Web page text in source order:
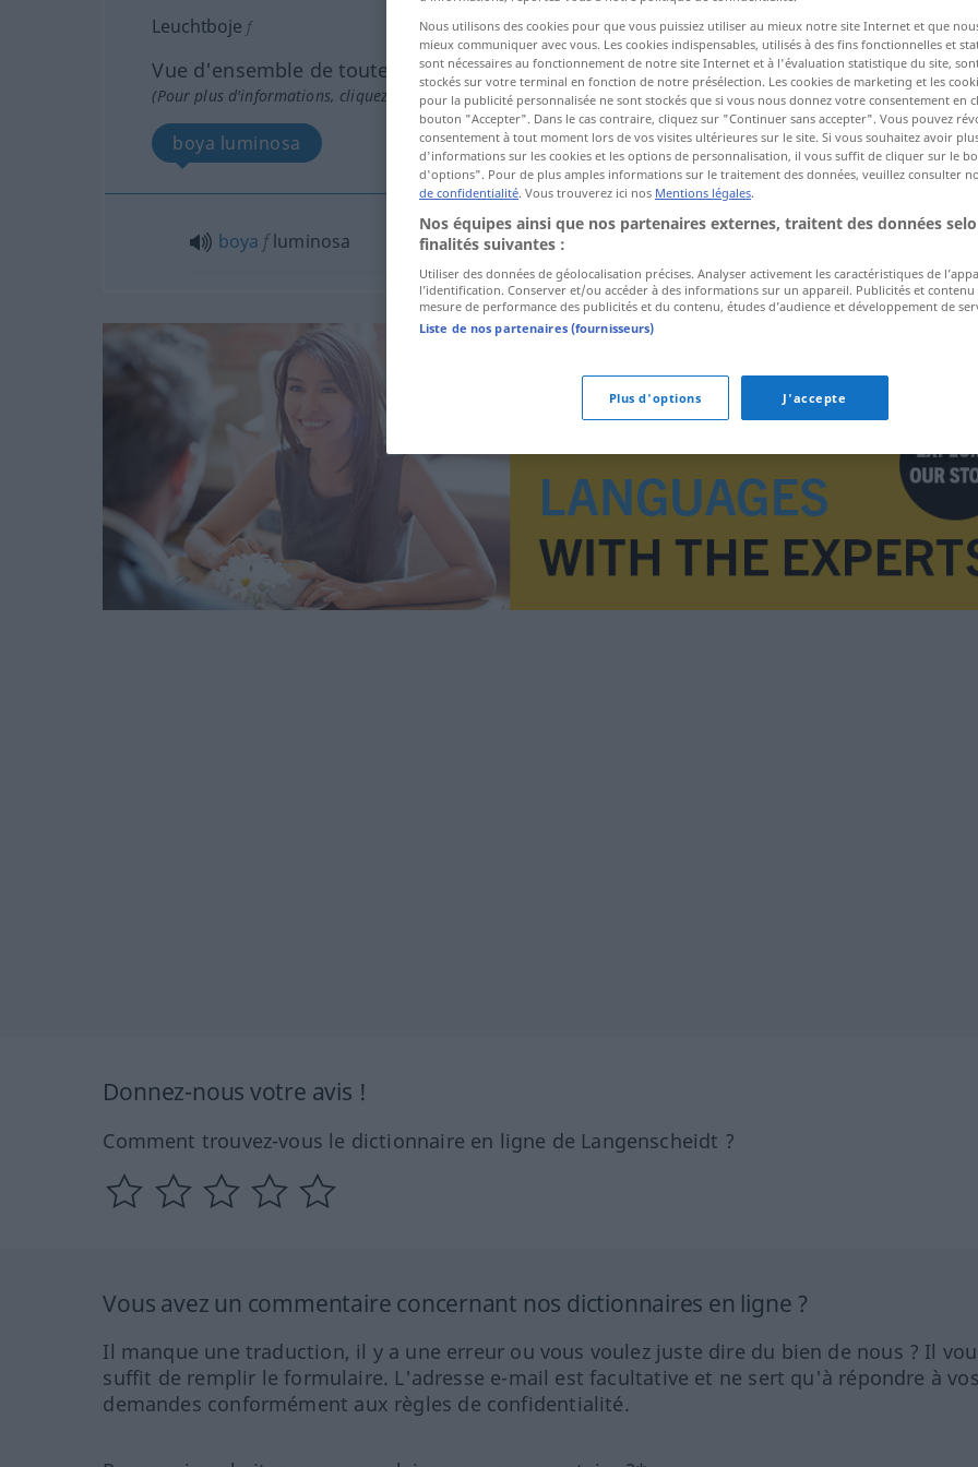
Leuchtboje f
Vue d'ensemble de toutes les traductions
(Pour plus d'informations, cliquez sur/touchez la traduction)
boya luminosa
boya fluminosa
Donnez-nous votre avis !
Comment trouvez-vous le dictionnaire en ligne de Langenscheidt ?
Vous avez un commentaire concernant nos dictionnaires en ligne ?
Il manque une traduction, il y a une erreur ou vous voulez juste dire du bien de nous ? Il
suffit de remplir le formulaire. L'adresse e-mail est facultative et ne sert qu'à répondre à
demandes conformément aux règles de confidentialité.
Nous utilisons des cookies pour que vous puissiez utiliser au mieux notre site Internet et que
mieux communiquer avec vous. Les cookies indispensables, utilisés à des fins fonctionnelles et
sont nécessaires au fonctionnement de notre site Internet et à l'évaluation statistique du site,
stockés sur votre terminal en fonction de notre présélection. Les cookies de marketing et les
pour la publicité personnalisée ne sont stockés que si vous nous donnez votre consentement en
bouton "Accepter". Dans le cas contraire, cliquez sur "Continuer sans accepter". Vous pouvez
consentement à tout moment lors de vos visites ultérieures sur le site. Si vous souhaitez avoir
d'informations sur les cookies et les options de personnalisation, il vous suffit de cliquer sur le
d'options". Pour de plus amples informations sur le traitement des données, veuillez consulter
de confidentialité. Vous trouverez ici nos Mentions légales.
Nos équipes ainsi que nos partenaires externes, traitent des données
finalités suivantes :
Utiliser des données de géolocalisation précises. Analyser activement les caractéristiques de
l’identification. Conserver et/ou accéder à des informations sur un appareil. Publicités et contenu
mesure de performance des publicités et du contenu, études d’audience et développement de
Liste de nos partenaires (fournisseurs)
Plus d'options J'accepte